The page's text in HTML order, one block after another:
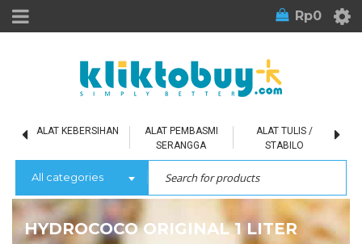
Rp0
ALAT KEBERSIHAN
ALAT PEMBASMI
SERANGGA
ALAT TULIS /
STABILO
All categories
HYDROCOCO ORIGINAL 1 LITER